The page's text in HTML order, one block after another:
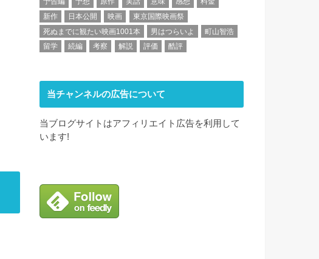
新作
日本公開 映画
東京国際映画祭
死ぬまでに観たい映画1001本
男はつらいよ
町山智浩
留学
続編 考察 解説 評価 酷評
当チャンネルの広告について
当ブログサイトはアフィリエイト広告を利用して
います!